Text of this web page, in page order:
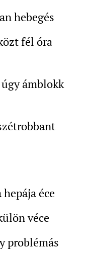
hebegés
fél óra
ámblokk
éce
véce
problémás